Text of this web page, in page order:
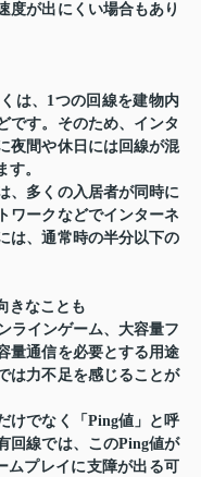
度が出にくい場合もあり
は、1つの回線を建物内
です。そのため、インタ
夜間や休日には回線が混
。
、多くの入居者が同時に
ワークなどでインターネ
は、通常時の半分以下の
きなことも
ラインゲーム、大容量フ
量通信を必要とする用途
は力不足を感じることが
けでなく「Ping値」と呼
回線では、このPing値が
ムプレイに支障が出る可